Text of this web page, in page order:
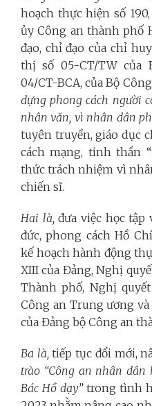
hoạch thực hiện số 190,
ủy Công an thành phố
đạo, chỉ đạo của chỉ
thị số 05-CT/TW
04/CT-BCA, của Bộ
dựng phong cách người
nhân văn, vì nhân dân
tuyên truyền, giáo dục
cách mạng, tinh thần
thức trách nhiệm vì
chiến sĩ.
Hai là,đưa việc học tập
đức, phong cách Hồ
kế hoạch hành động
XIII của Đảng, Nghị
Thành phố, Nghị
Công an Trung ương
của Đảng bộ Công an
Ba là, tiếp tục đổi mới,
trào “Công an nhân dân
Bác Hồ dạy”trong tình